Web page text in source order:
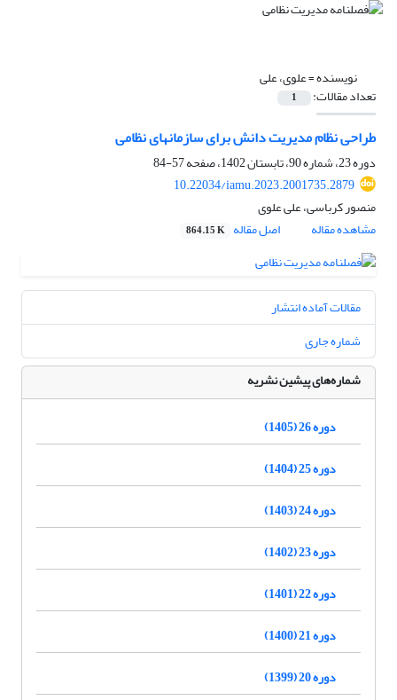
نویسنده =علوی، علی
تعداد مقالات: 1
طراحی نظام مدیریت دانش برای سازمانهای نظامی
دوره 23، شماره 90، تابستان 1402، صفحه
57-84
10.22034/iamu.2023.2001735.2879
منصور کرباسی، علی علوی
مشاهده مقاله
اصل مقاله 864.15 K
مقالات آماده انتشار
شماره جاری
شماره‌های پیشین نشریه
دوره 26 (1405)
دوره 25 (1404)
دوره 24 (1403)
دوره 23 (1402)
دوره 22 (1401)
دوره 21 (1400)
دوره 20 (1399)